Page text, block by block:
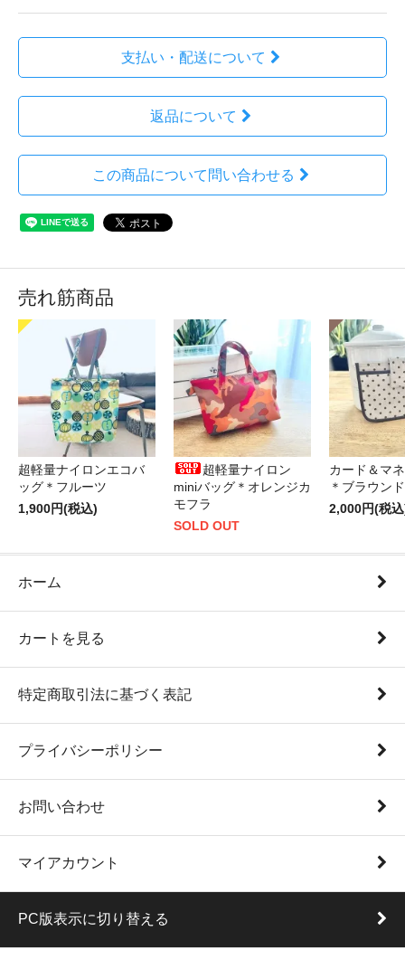
支払い・配送について
返品について
この商品について問い合わせる
売れ筋商品
超軽量ナイロンエコバ
ッグ＊フルーツ
1,900円(税込)
超軽量ナイロン
miniバッグ＊オレンジカ
モフラ
SOLD OUT
カード＆マ
＊ブラウン
2,000円(税
ホーム
カートを見る
特定商取引法に基づく表記
プライバシーポリシー
お問い合わせ
マイアカウント
PC版表示に切り替える